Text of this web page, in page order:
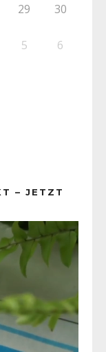
29 30
5 6
– JETZT